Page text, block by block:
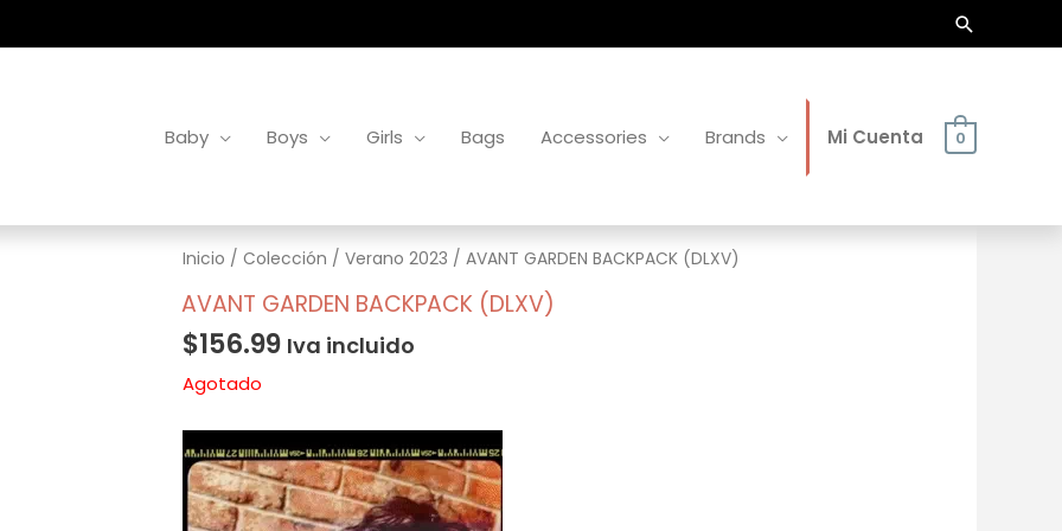
Buscar
Baby Boys Girls Bags Accessories Brands Mi Cuenta 0
Inicio / Colección / Verano 2023 / AVANT GARDEN BACKPACK (DLXV)
AVANT GARDEN BACKPACK (DLXV)
$156.99 Iva incluido
Agotado